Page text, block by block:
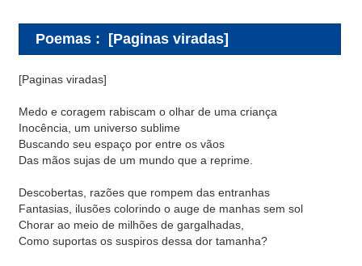
Poemas : [Paginas viradas]
[Paginas viradas]
Medo e coragem rabiscam o olhar de uma criança
Inocência, um universo sublime
Buscando seu espaço por entre os vãos
Das mãos sujas de um mundo que a reprime.
Descobertas, razões que rompem das entranhas
Fantasias, ilusões colorindo o auge de manhas sem sol
Chorar ao meio de milhões de gargalhadas,
Como suportas os suspiros dessa dor tamanha?